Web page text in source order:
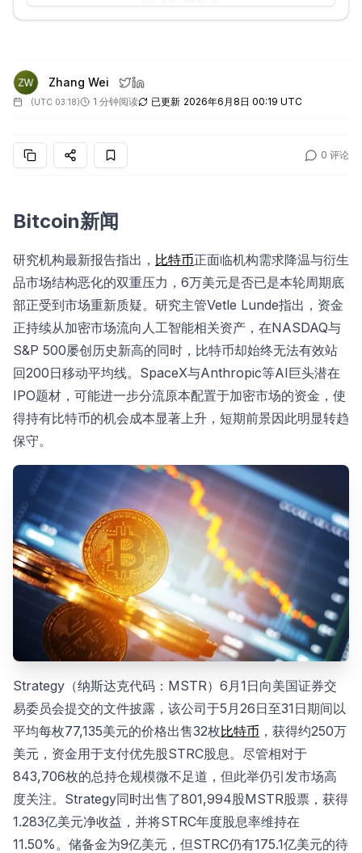
Zhang Wei
(UTC 03:18) 1 分钟阅读 已更新 2026年6月8日 00:19 UTC
0 评论
Bitcoin新闻
研究机构最新报告指出， 比特币正面临机构需求降温与衍生
品市场结构恶化的双重压力，6万美元是否已是本轮周期底
部正受到市场重新质疑。研究主管Vetle Lunde指出，资金
正持续从加密市场流向人工智能相关资产，在NASDAQ与
S&P 500屡创历史新高的同时，比特币却始终无法有效站
回200日移动平均线。SpaceX与Anthropic等AI巨头潜在
IPO题材，可能进一步分流原本配置于加密市场的资金，使
得持有比特币的机会成本显著上升，短期前景因此明显转趋
保守。
Strategy（纳斯达克代码：MSTR）6月1日向美国证券交
易委员会提交的文件披露，该公司于5月26日至31日期间以
平均每枚77,135美元的价格出售32枚比特币 ，获得约250万
美元，资金用于支付优先股STRC股息。尽管相对于
843,706枚的总持仓规模微不足道，但此举仍引发市场高
度关注。Strategy同时出售了801,994股MSTR股票，获得
1.283亿美元净收益，并将STRC年度股息率维持在
11.50%。储备金为9亿美元，但STRC仍有175.1亿美元的待